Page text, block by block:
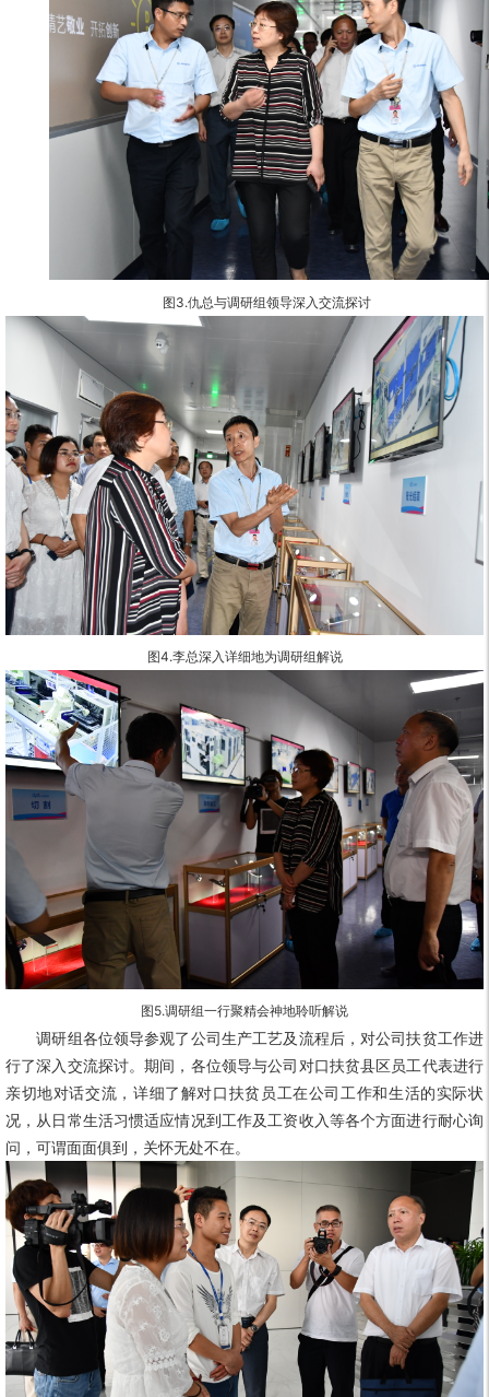
图3.仇总与调研组领导深入交流探讨
图4.李总深入详细地为调研组解说
图5.调研组一行聚精会神地聆听解说
调研组各位领导参观了公司生产工艺及流程后，对公司扶贫工作进
行了深入交流探讨。期间，各位领导与公司对口扶贫县区员工代表进行
亲切地对话交流，详细了解对口扶贫员工在公司工作和生活的实际状
况，从日常生活习惯适应情况到工作及工资收入等各个方面进行耐心询
问，可谓面面俱到，关怀无处不在。